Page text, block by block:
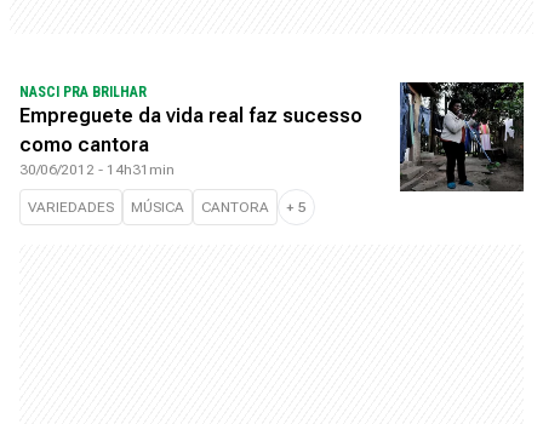
NASCI PRA BRILHAR
Empreguete da vida real faz sucesso
como cantora
30/06/2012 - 14h31min
VARIEDADES MÚSICA CANTORA + 5